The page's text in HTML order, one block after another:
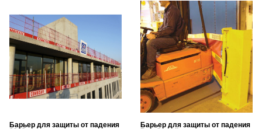
Барьер для защиты от падения
Барьер для защиты от падения